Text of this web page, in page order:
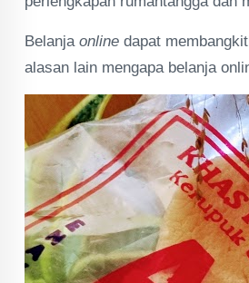
Belanja online dapat
alasan lain mengapa belanja